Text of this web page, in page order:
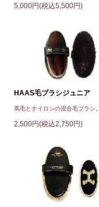
5,000円(税込5,500円)
HAAS毛ブラシジュニア
馬毛とナイロンの混合毛ブラシ。
2,500円(税込2,750円)